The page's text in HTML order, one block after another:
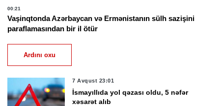
00:21
Vaşinqtonda Azərbaycan və Ermənistanın sülh sazişini
paraflamasından bir il ötür
Ardını oxu
7 Avqust 23:01
İsmayıllıda yol qəzası oldu, 5 nəfər
xəsarət alıb